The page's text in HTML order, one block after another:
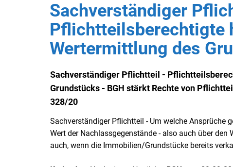
Sachverständiger
Pflichtteilsberechtigte
Wertermittlung des
Sachverständiger Pflichtteil -
Grundstücks - BGH stärkt Rechte von
328/20
Sachverständiger Pflichtteil - Um welche Ansprüche
Wert der Nachlassgegenstände - also auch über
auch, wenn die Immobilien/Grundstücke bereits